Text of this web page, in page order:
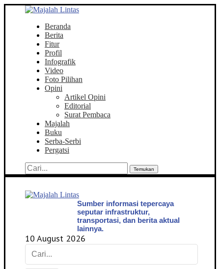
Beranda
Berita
Fitur
Profil
Infografik
Video
Foto Pilihan
Opini
Artikel Opini
Editorial
Surat Pembaca
Majalah
Buku
Serba-Serbi
Pergatsi
Temukan
Sumber informasi tepercaya
seputar infrastruktur,
transportasi, dan berita aktual
lainnya.
10 August 2026